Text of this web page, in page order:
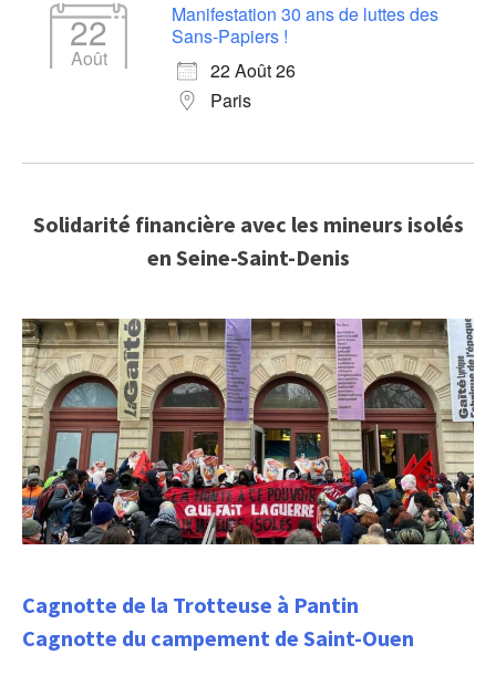
22
Août
Manifestation 30 ans de luttes des
Sans-Papiers !
22 Août 26
Paris
Solidarité financière avec les mineurs isolés
en Seine-Saint-Denis
Cagnotte de la Trotteuse à Pantin
Cagnotte du campement de Saint-Ouen